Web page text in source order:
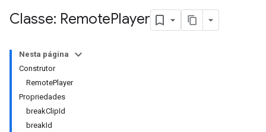
Classe: RemotePlayer
Nesta página
Construtor
RemotePlayer
Propriedades
breakClipId
breakId